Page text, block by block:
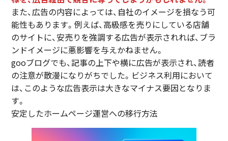
また、広告の内容によっては、自社のイメージを損なう可
能性もあります。例えば、高級感を売りにしている店舗
のサイトに、安売りを強調する広告が表示されれば、ブラ
ンドイメージに悪影響を与えかねません。
gooブログでも、記事の上下や横に広告が表示され、読者
の注意が散漫になりがちでした。ビジネス利用において
は、このような広告表示は大きなマイナス要因となりま
す。
安定したホームページ運営への移行方法